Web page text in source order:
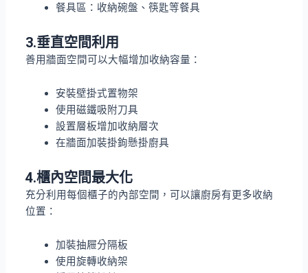
餐具區：收納碗盤、筷匙等餐具
3.垂直空間利用
善用牆面空間可以大幅增加收納容量：
安裝壁掛式置物架
使用磁鐵吸附刀具
設置層板增加收納層次
在牆面加裝掛鉤懸掛廚具
4.櫃內空間最大化
充分利用每個櫃子的內部空間，可以讓廚房有更多收納
位置：
加裝抽屜分隔板
使用旋轉收納架